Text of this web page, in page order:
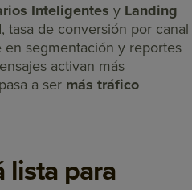
Inteligentes y Landing
tasa de conversión por canal
en segmentación y reportes
activan más
a ser más tráfico
lista para